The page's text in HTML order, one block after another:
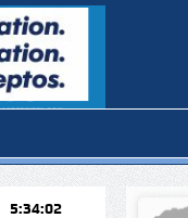
άδεια
5:34:03